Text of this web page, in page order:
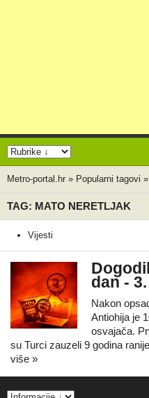
Metro-portal.hr » Popularni tagovi »
TAG: MATO NERETLJAK
Vijesti
dan -
Nakon
Antiohija je
osvajača.
su Turci zauzeli 9 godina
više »